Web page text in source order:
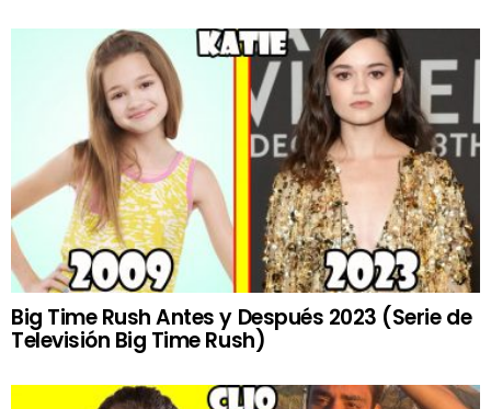
Big Time Rush Antes y Después 2023 (Serie de
Televisión Big Time Rush)